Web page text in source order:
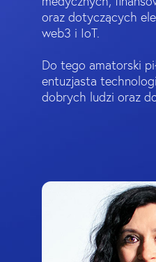
oraz dotyczących
web3 i IoT.
Do tego amatorski
entuzjasta
dobrych ludzi oraz